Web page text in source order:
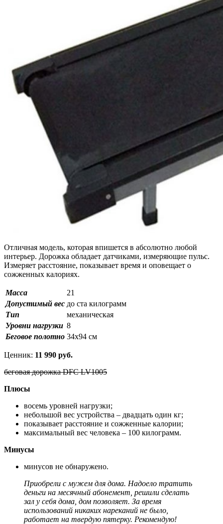
Отличная модель, которая впишется в абсолютно любой
интерьер. Дорожка обладает датчиками, измеряющие пульс.
Измеряет расстояние, показывает время и оповещает о
сожженных калориях.
Масса
21
Допустимый вес до ста килограмм
Тип
механическая
Уровни нагрузки 8
Беговое полотно 34х94 см
Ценник: 11 990 руб.
беговая дорожка DFC LV1005
Плюсы
восемь уровней нагрузки;
небольшой вес устройства – двадцать один кг;
показывает расстояние и сожженные калории;
максимальный вес человека – 100 килограмм.
Минусы
минусов не обнаружено.
Приобрели с мужем для дома. Надоело тратить
деньги на месячный абонемент, решили сделать
зал у себя дома, дом позволяет. За время
использований никаких нареканий не было,
работает на твердую пятерку. Рекомендую!